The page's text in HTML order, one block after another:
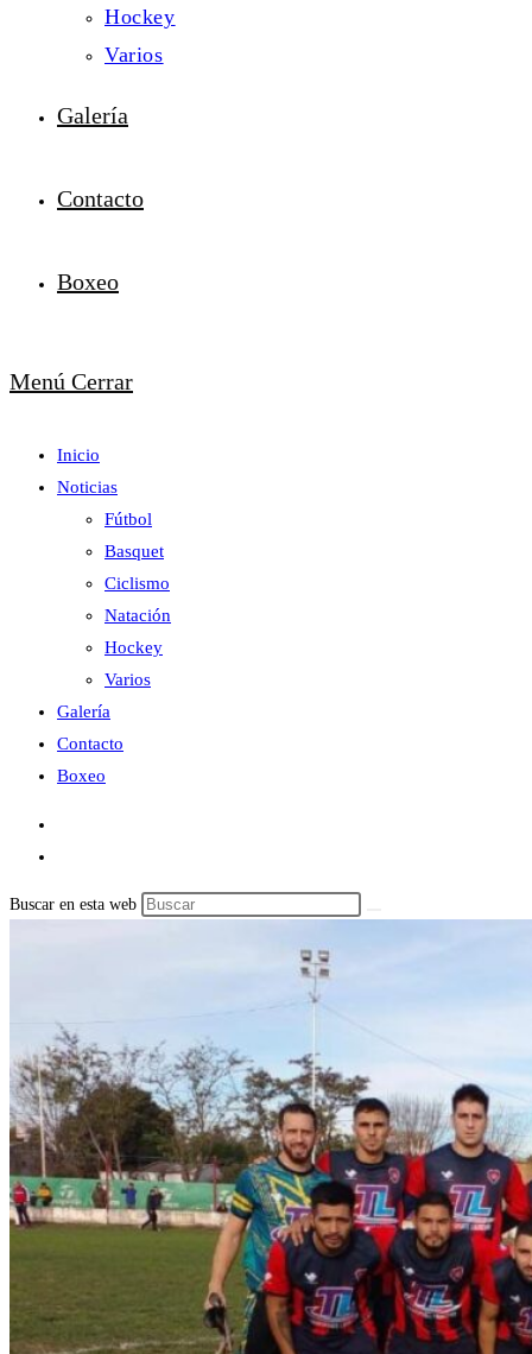
Hockey
Varios
Galería
Contacto
Boxeo
Menú Cerrar
Inicio
Noticias
Fútbol
Basquet
Ciclismo
Natación
Hockey
Varios
Galería
Contacto
Boxeo
Buscar en esta web